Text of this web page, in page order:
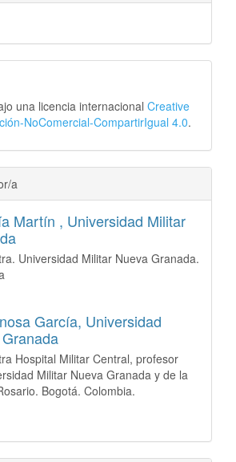
una licencia internacional Creative
NoComercial-CompartirIgual 4.0.
a
Martín , Universidad Militar
Universidad Militar Nueva Granada.
García, Universidad
Hospital Militar Central, profesor
Militar Nueva Granada y de la
Bogotá. Colombia.